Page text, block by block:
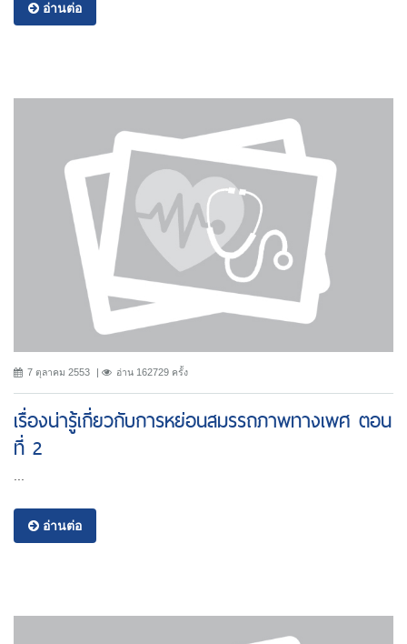
อ่านต่อ
7 ตุลาคม 2553 อ่าน 162729 ครั้ง
เรื่องน่ารู้เกี่ยวกับการหย่อนสมรรถภาพทางเพศ ตอน
ที่ 2
อ่านต่อ